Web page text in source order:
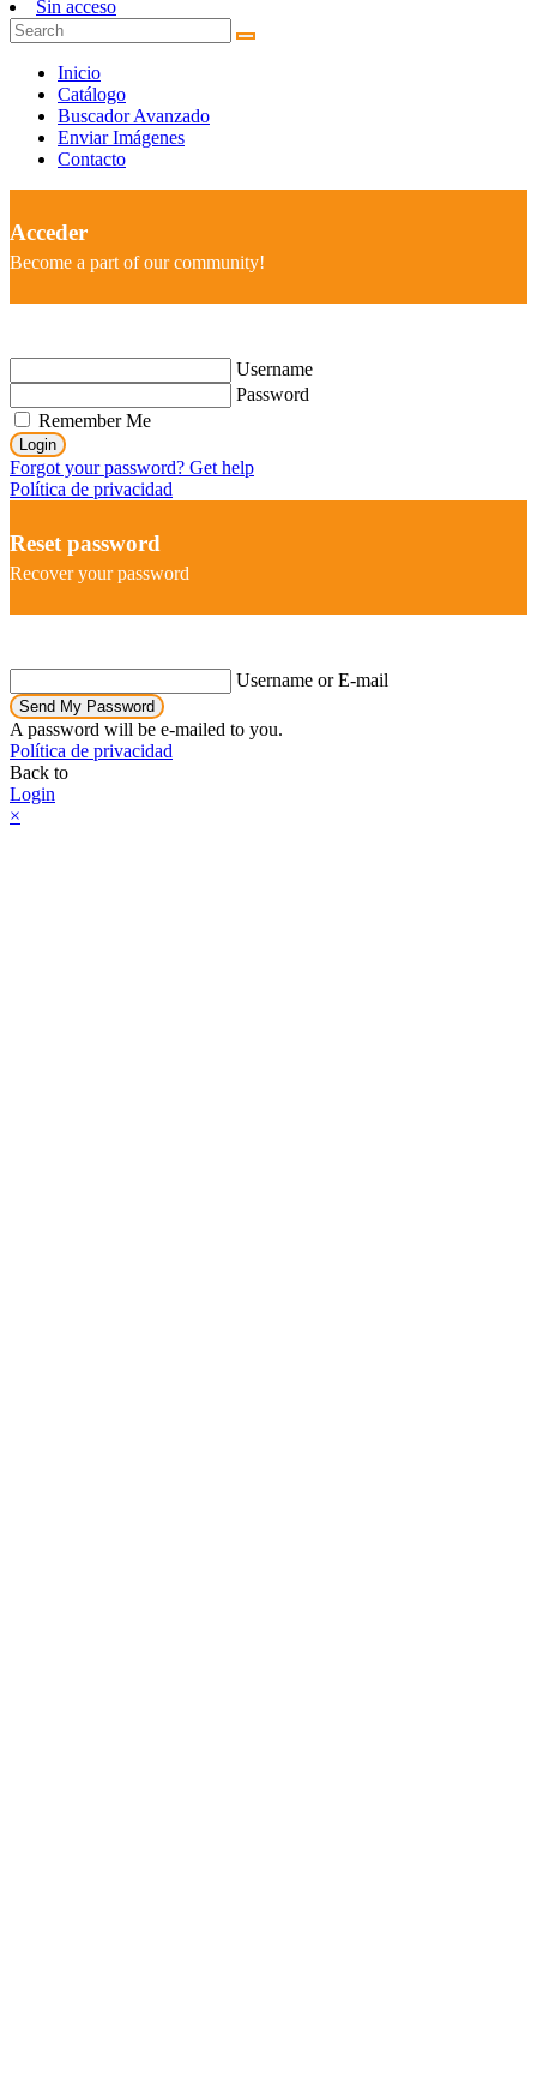
Sin acceso
Inicio
Catálogo
Buscador Avanzado
Enviar Imágenes
Contacto
Acceder
Become a part of our community!
Username
Password
Remember Me
Login
Forgot your password? Get help
Política de privacidad
Reset password
Recover your password
Username or E-mail
Send My Password
A password will be e-mailed to you.
Política de privacidad
Back to
Login
×